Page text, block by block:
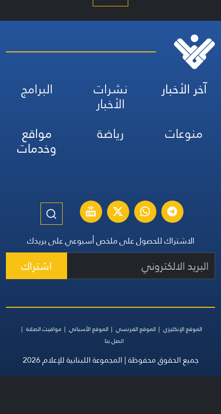
آخر الأخبار نشرات
الأخبار
البرامج
منوعات
رياضة مواقع
وخدمات
الاشتراك للحصول على ملخص أسبوعي على بريدك
اشتراك
الموقع الإنكليزي الموقع الفرنسي الموقع الأسباني
مواقيت الصلاة
اتصل بنا
جميع الحقوق محفوظة | المجموعة اللبنانية للإعلام 2026